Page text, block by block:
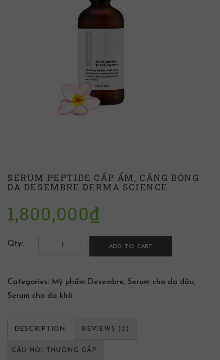
SERUM PEPTIDE CẤP ẨM, CĂNG BÓNG
DA DESEMBRE DERMA SCIENCE
1,800,000₫
Qty: ADD TO CART
Categories: Mỹ phẩm Desembre, Serum cho da dầu,
Serum cho da khô
DESCRIPTION REVIEWS (0)
CÂU HỎI THƯỜNG GẶP